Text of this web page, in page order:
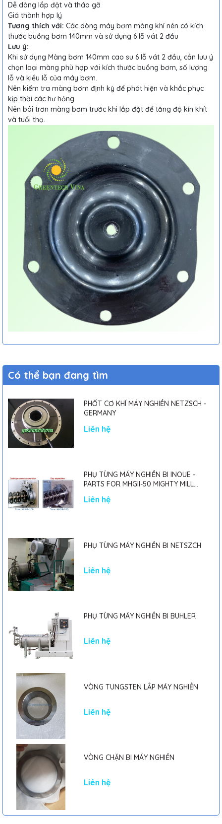
Dễ dàng lắp đặt và tháo gỡ
Giá thành hợp lý
Tương thích với: Các dòng máy bơm màng khí nén có kích
thước buồng bơm 140mm và sử dụng 6 lỗ vát 2 đầu
Lưu ý:
Khi sử dụng Màng bơm 140mm cao su 6 lỗ vát 2 đầu, cần lưu ý
chọn loại màng phù hợp với kích thước buồng bơm, số lượng
lỗ và kiểu lỗ của máy bơm.
Nên kiểm tra màng bơm định kỳ để phát hiện và khắc phục
kịp thời các hư hỏng.
Nên bôi trơn màng bơm trước khi lắp đặt để tăng độ kín khít
và tuổi thọ.
Có thể bạn đang tìm
PHỐT CƠ KHÍ MÁY NGHIỀN NETZSCH -
GERMANY
Liên hệ
PHỤ TÙNG MÁY NGHIỀN BI INOUE -
PARTS FOR MHGII-50 MIGHTY MILL
Liên hệ
PHỤ TÙNG MÁY NGHIỀN BI NETSZCH
Liên hệ
PHỤ TÙNG MÁY NGHIỀN BI BUHLER
Liên hệ
VÒNG TUNGSTEN LẮP MÁY NGHIỀN
Liên hệ
VÒNG CHẶN BI MÁY NGHIỀN
Liên hệ